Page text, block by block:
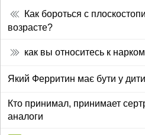
Как бороться с
возрасте?
как вы относитесь к
Який Ферритин має бути у
Кто принимал, принимает
аналоги